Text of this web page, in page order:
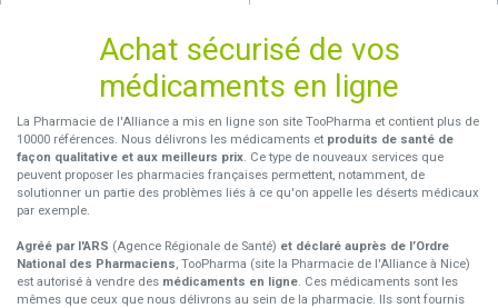
Achat sécurisé de vos
médicaments en ligne
La Pharmacie de l'Alliance a mis en ligne son site TooPharma et contient plus de
10000 références. Nous délivrons les médicaments et produits de santé de
façon qualitative et aux meilleurs prix. Ce type de nouveaux services que
peuvent proposer les pharmacies françaises permettent, notamment, de
solutionner un partie des problèmes liés à ce qu'on appelle les déserts médicaux
par exemple.
Agréé par l'ARS (Agence Régionale de Santé) et déclaré auprès de l’Ordre
National des Pharmaciens, TooPharma (site la Pharmacie de l'Alliance à Nice)
est autorisé à vendre des médicaments en ligne. Ces médicaments sont les
mêmes que ceux que nous délivrons au sein de la pharmacie. Ils sont fournis